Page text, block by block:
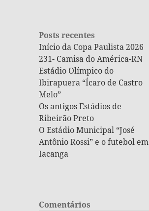
Posts recentes
Início da Copa Paulista 2026
231- Camisa do América-RN
Estádio Olímpico do
Ibirapuera “Ícaro de Castro
Melo”
Os antigos Estádios de
Ribeirão Preto
O Estádio Municipal “José
Antônio Rossi” e o futebol em
Iacanga
Comentários